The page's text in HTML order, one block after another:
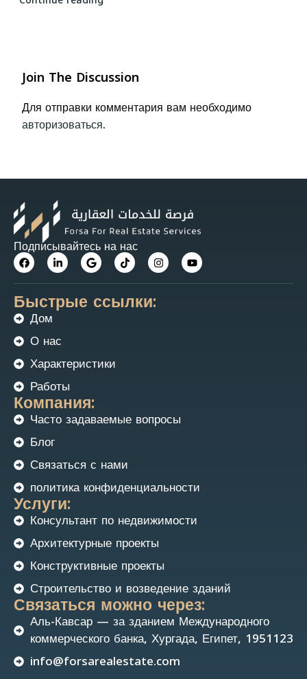
Join The Discussion
Для отправки комментария вам необходимо
авторизоваться.
Подписывайтесь на нас
Быстрые ссылки:
Дом
О нас
Характеристики
Работы
Компания:
Часто задаваемые вопросы
Блог
Связаться с нами
политика конфиденциальности
Услуги:
Консультант по недвижимости
Архитектурные проекты
Конструктивные проекты
Строительство и возведение зданий
Связаться можно через:
Аль-Кавсар — за зданием Международного
коммерческого банка, Хургада, Египет, 1951123
info@forsarealestate.com